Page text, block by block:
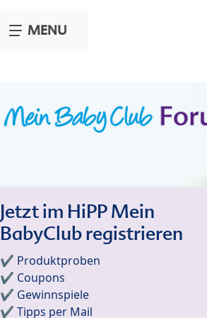
MENU
Jetzt im HiPP Mein
BabyClub registrieren
✔️ Produktproben
✔️ Coupons
✔️ Gewinnspiele
✔️ Tipps per Mail